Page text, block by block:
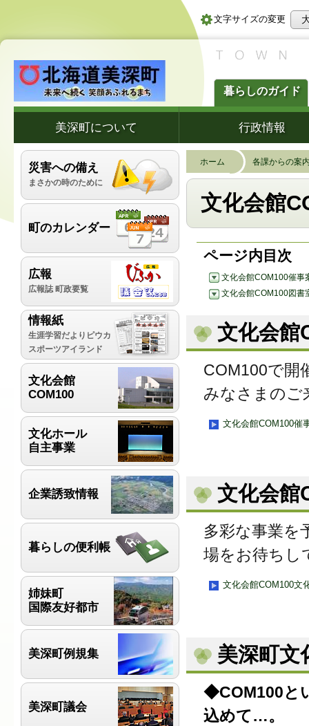
文字サイズの変更
暮らしのガイド
美深町について 行政情報
ホーム 各課からの案
文化会館
ページ内目次
文化会館COM100催事
文化会館COM100図書
文化会館
COM100で開
みなさまのご
文化会館COM100催
文化会館
多彩な事業を
場をお待ちし
文化会館COM100文
美深町文
◆COM100と
込めて…。
災害への備え
まさかの時のために
町のカレンダー
広報
広報誌 町政要覧
情報紙
生涯学習だよりピウカ
スポーツアイランド
文化会館
COM100
文化ホール
自主事業
企業誘致情報
暮らしの便利帳
姉妹町
国際友好都市
美深町例規集
美深町議会